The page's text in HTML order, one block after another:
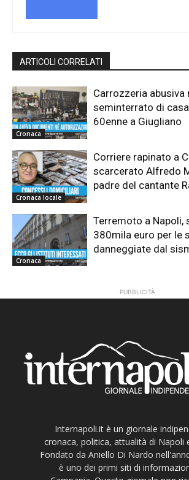
ARTICOLI CORRELATI
Cronaca
Carrozzeria abusiva
seminterrato di
60enne a Giugliano
Cronaca locale
Corriere rapinato a
scarcerato Alfredo
padre del cantante
Cronaca
Terremoto a Napoli,
380mila euro per le
danneggiate dal
PUBBLICITÀ
Internapoli.it è un giornale
cronaca, politica, attualità di Napoli
Fondato da Aniello Di Nardo
è uno dei primi siti di